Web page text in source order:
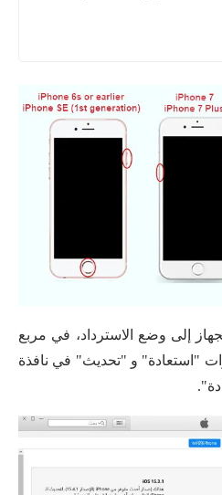
إلى وضع الاسترداد، في مربع
"استعادة" و "تحديث" في نافذة